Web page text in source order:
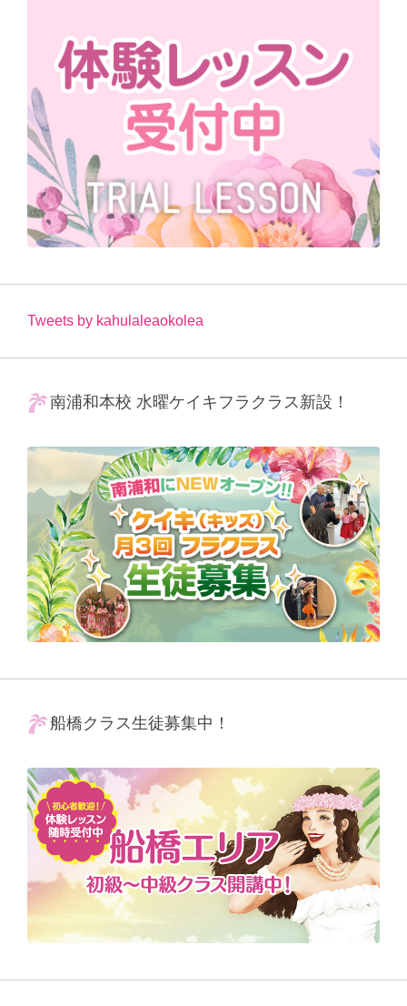
Tweets by kahulaleaokolea
南浦和本校 水曜ケイキフラクラス新設！
船橋クラス生徒募集中！